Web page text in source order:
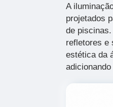
A
projetados
de
refletores e
estética da